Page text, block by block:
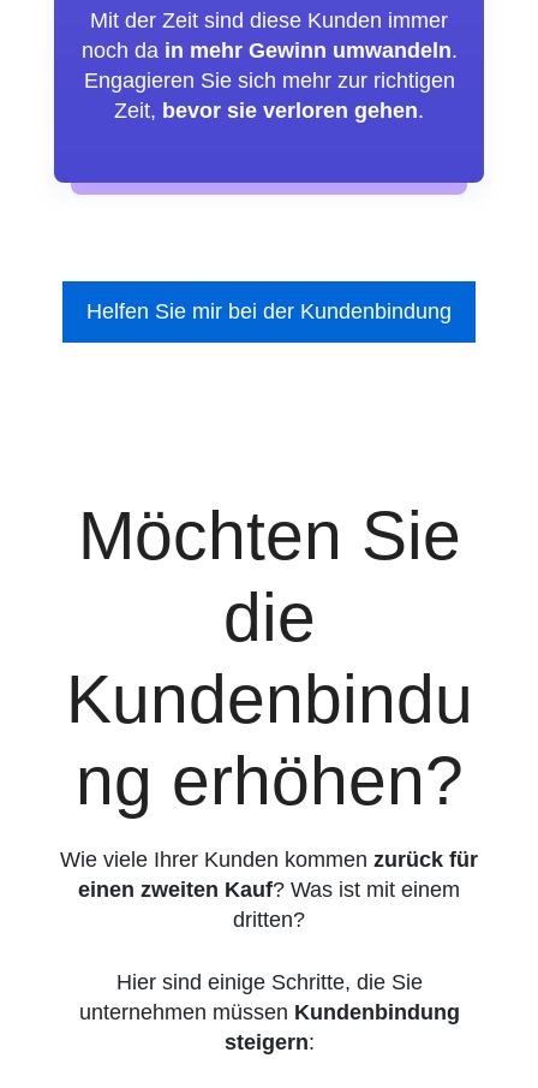
Mit der Zeit sind diese Kunden immer
noch da in mehr Gewinn umwandeln.
Engagieren Sie sich mehr zur richtigen
Zeit, bevor sie verloren gehen.
Helfen Sie mir bei der Kundenbindung
Möchten Sie
die
Kundenbindu
ng erhöhen?
Wie viele Ihrer Kunden kommen zurück für
einen zweiten Kauf? Was ist mit einem
dritten?
Hier sind einige Schritte, die Sie
unternehmen müssen Kundenbindung
steigern: